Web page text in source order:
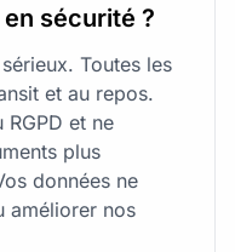
sécurité ?
Toutes les
et au repos.
et ne
plus
données ne
améliorer nos